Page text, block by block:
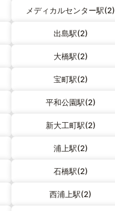
メディカルセンター駅(2)
出島駅(2)
大橋駅(2)
宝町駅(2)
平和公園駅(2)
新大工町駅(2)
浦上駅(2)
石橋駅(2)
西浦上駅(2)